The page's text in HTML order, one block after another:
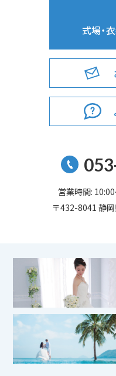
式場・
営業時間:
〒432-8041 静